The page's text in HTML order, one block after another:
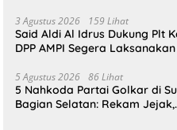
3 Agustus 2026 159 Lihat
Said Aldi Al Idrus Dukung Plt
DPP AMPI Segera
5 Agustus 2026 86 Lihat
5 Nahkoda Partai Golkar di
Bagian Selatan: Rekam Jejak,